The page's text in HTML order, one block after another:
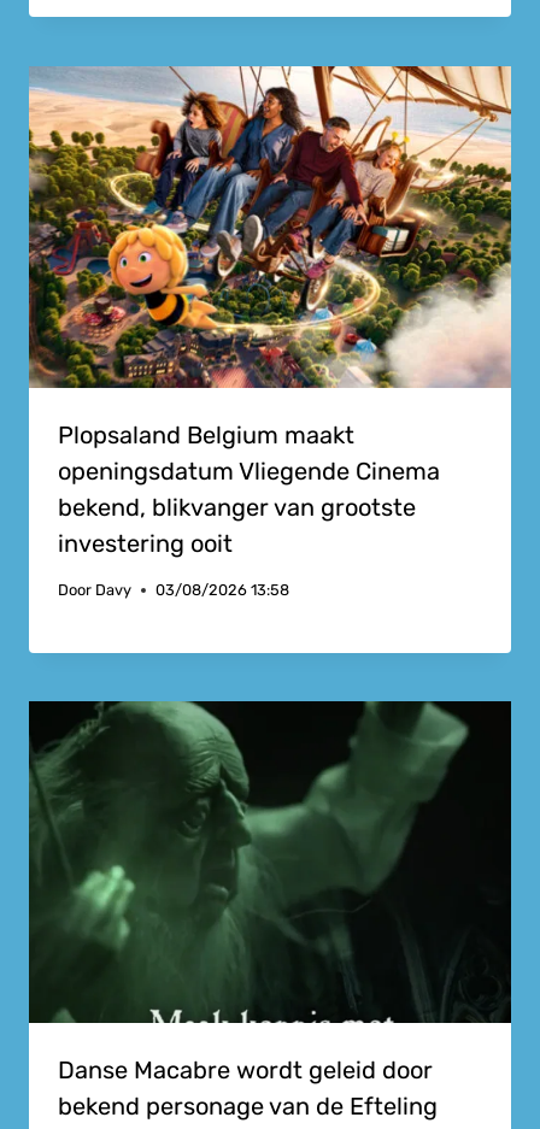
Plopsaland Belgium maakt
openingsdatum Vliegende Cinema
bekend, blikvanger van grootste
investering ooit
Door Davy 03/08/2026 13:58
Danse Macabre wordt geleid door
bekend personage van de Efteling